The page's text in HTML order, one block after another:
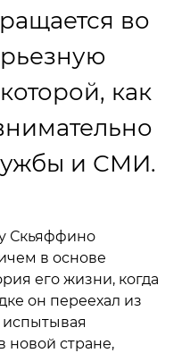
во
как
и СМИ.
Скьяффино
в основе
его жизни, когда
он переехал из
новой стране,